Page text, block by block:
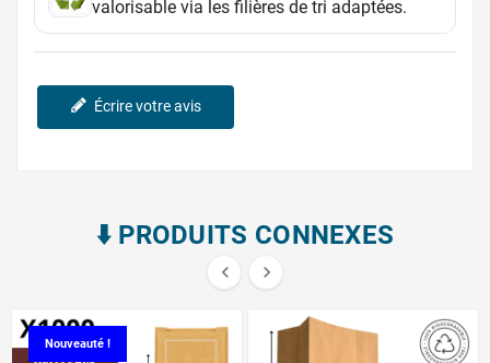
valorisable via les filières de tri adaptées.
Écrire votre avis
⬇️​ PRODUITS CONNEXES
 
Nouveauté !